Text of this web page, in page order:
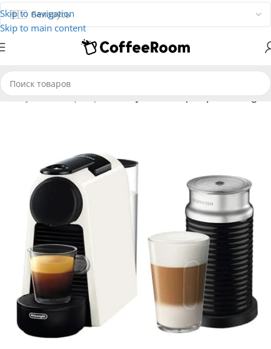
Skip to navigation
Skip to main content
Капсульные кофеварки Капсульные кофеварки Delonghi